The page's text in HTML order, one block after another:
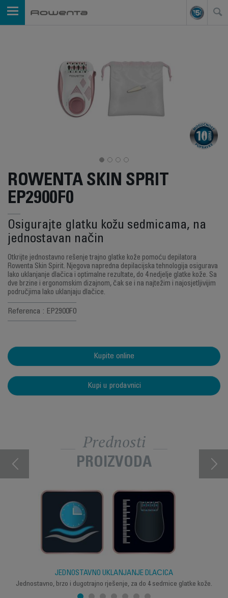
ROWENTA SKIN SPRIT
EP2900F0
Osigurajte glatku kožu sedmicama, na
jednostavan način
Otkrijte jednostavno rešenje trajno glatke kože pomoću depilatora
Rowenta Skin Spirit. Njegova napredna depilacijska tehnologija osigurava
lako uklanjanje dlačica i optimalne rezultate, do 4 nedjelje glatke kože. Sa
dve brzine i ergonomskim dizajnom, čak se i na najtežim i najosjetljivijim
područjima lako uklanjaju dlačice.
Referenca : EP2900F0
Kupite online
Kupi u prodavnici
Prednosti
PROIZVODA
JEDNOSTAVNO UKLANJANJE DLAČICA
Jednostavno, brzo i dugotrajno rješenje, za do 4 sedmice glatke kože.